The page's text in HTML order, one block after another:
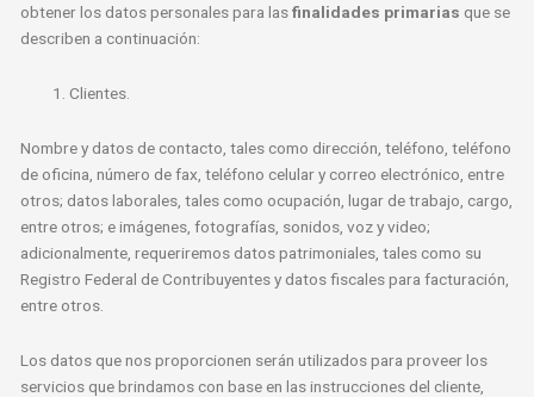
obtener los datos personales para lasfinalidades primarias que se
describen a continuación:
Clientes.
Nombre y datos de contacto, tales como dirección, teléfono, teléfono
de oficina, número de fax, teléfono celular y correo electrónico, entre
otros; datos laborales, tales como ocupación, lugar de trabajo, cargo,
entre otros; e imágenes, fotografías, sonidos, voz y video;
adicionalmente, requeriremos datos patrimoniales, tales como su
Registro Federal de Contribuyentes y datos fiscales para facturación,
entre otros.
Los datos que nos proporcionen serán utilizados para proveer los
servicios que brindamos con base en las instrucciones del cliente,